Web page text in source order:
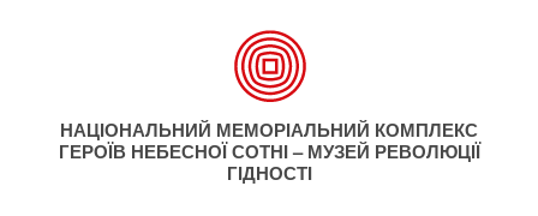
НАЦІОНАЛЬНИЙ МЕМОРІАЛЬНИЙ КОМПЛЕКС
ГЕРОЇВ НЕБЕСНОЇ СОТНІ – МУЗЕЙ РЕВОЛЮЦІЇ
ГІДНОСТІ